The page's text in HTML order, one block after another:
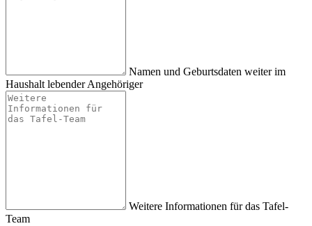
Namen und Geburtsdaten weiter im
Haushalt lebender Angehöriger
Weitere Informationen für das Tafel-
Team